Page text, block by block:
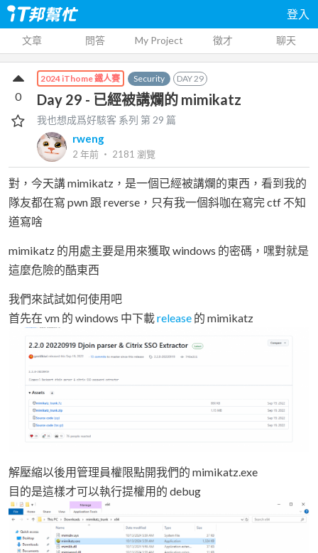
登入
文章 問答 My Project 徵才 聊天
2024 iThome 鐵人賽 Security DAY29
Day 29 - 已經被講爛的 mimikatz
我也想成爲好駭客 系列 第29 篇
rweng
2 年前 ‧ 2181 瀏覽
0
對，今天講 mimikatz，是一個已經被講爛的東西，看到我的
隊友都在寫 pwn 跟 reverse，只有我一個斜咖在寫完 ctf 不知
道寫啥
mimikatz 的用處主要是用來獲取 windows 的密碼，嘿對就是
這麼危險的酷東西
我們來試試如何使用吧
首先在 vm 的 windows 中下載release 的 mimikatz
解壓縮以後用管理員權限點開我們的 mimikatz.exe
目的是這樣才可以執行提權用的 debug